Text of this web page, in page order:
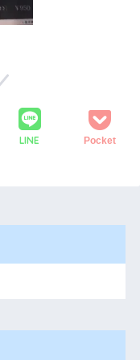
LINE Pocket